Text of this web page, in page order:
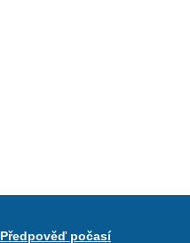
Předpověď počasí